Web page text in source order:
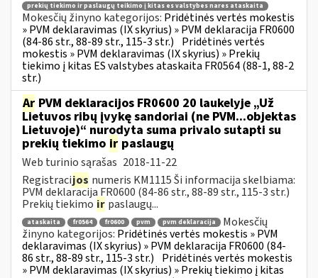
prekių tiekimo ir paslaugų teikimo į kitas es valstybes nares ataskaita
Mokesčių žinyno kategorijos: Pridėtinės vertės mokestis
» PVM deklaravimas (IX skyrius) » PVM deklaracija FR0600
(84-86 str., 88-89 str., 115-3 str.) Pridėtinės vertės
mokestis » PVM deklaravimas (IX skyrius) » Prekių
tiekimo į kitas ES valstybes ataskaita FR0564 (88-1, 88-2
str.)
Ar PVM deklaracijos FR0600 20 laukelyje „Už
Lietuvos ribų įvykę sandoriai (ne PVM...objektas
Lietuvoje)“ nurodyta suma privalo sutapti su
prekių tiekimo ir paslaugų
Web turinio sąrašas 2018-11-22
Registracijos numeris KM1115 Ši informacija skelbiama:
PVM deklaracija FR0600 (84-86 str., 88-89 str., 115-3 str.)
Prekių tiekimo ir paslaugų...
ataskaita fr0564 fr0600 pvm pvm deklaracija
Mokesčių
žinyno kategorijos: Pridėtinės vertės mokestis » PVM
deklaravimas (IX skyrius) » PVM deklaracija FR0600 (84-
86 str., 88-89 str., 115-3 str.) Pridėtinės vertės mokestis
» PVM deklaravimas (IX skyrius) » Prekių tiekimo į kitas